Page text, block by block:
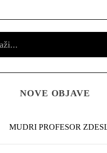
NOVE OBJAVE
MUDRI PROFESOR